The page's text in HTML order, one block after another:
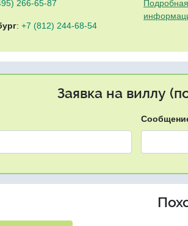
266-65-87
: +7 (812) 244-68-54
Заявка на виллу